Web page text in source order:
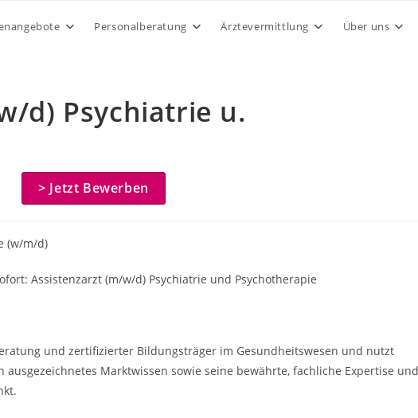
Personalberatung Ärztevermittlung Über uns
d) Psychiatrie u.
> Jetzt Bewerben
(w/m/d)
Assistenzarzt (m/w/d) Psychiatrie und Psychotherapie
und zertifizierter Bildungsträger im Gesundheitswesen und nutzt
Marktwissen sowie seine bewährte, fachliche Expertise und